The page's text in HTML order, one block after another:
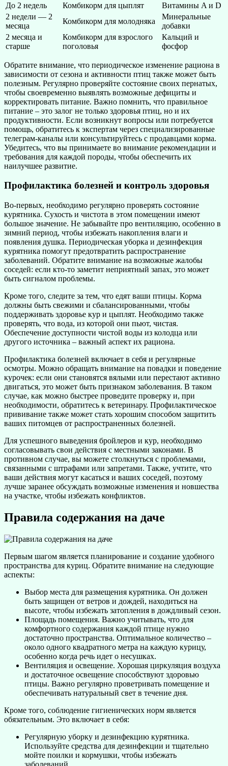
До 2 недель
Комбикорм для цыплят
Витамины A и D
2 недели — 2
месяца
Комбикорм для молодняка
Минеральные
добавки
2 месяца и
старше
Комбикорм для взрослого
поголовья
Кальций и
фосфор
Обратите внимание, что периодическое изменение рациона в
зависимости от сезона и активности птиц также может быть
полезным. Регулярно проверяйте состояние своих пернатых,
чтобы своевременно выявлять возможные дефициты и
корректировать питание. Важно помнить, что правильное
питание – это залог не только здоровья птиц, но и их
продуктивности. Если возникнут вопросы или потребуется
помощь, обратитесь к экспертам через специализированные
телеграм-каналы или консультируйтесь с продавцами корма.
Убедитесь, что вы принимаете во внимание рекомендации и
требования для каждой породы, чтобы обеспечить их
наилучшее развитие.
Профилактика болезней и контроль здоровья
Во-первых, необходимо регулярно проверять состояние
курятника. Сухость и чистота в этом помещении имеют
большое значение. Не забывайте про вентиляцию, особенно в
зимний период, чтобы избежать накопления влаги и
появления душка. Периодическая уборка и дезинфекция
курятника помогут предотвратить распространение
заболеваний. Обратите внимание на возможные жалобы
соседей: если кто-то заметит неприятный запах, это может
быть сигналом проблемы.
Кроме того, следите за тем, что едят ваши птицы. Корма
должны быть свежими и сбалансированными, чтобы
поддерживать здоровье кур и цыплят. Необходимо также
проверять, что вода, из которой они пьют, чистая.
Обеспечение доступности чистой воды из колодца или
другого источника – важный аспект их рациона.
Профилактика болезней включает в себя и регулярные
осмотры. Можно обращать внимание на повадки и поведение
курочек: если они становятся вялыми или перестают активно
двигаться, это может быть признаком заболевания. В таком
случае, как можно быстрее проведите проверку и, при
необходимости, обратитесь к ветеринару. Профилактическое
прививание также может стать хорошим способом защитить
ваших питомцев от распространенных болезней.
Для успешного выведения бройлеров и кур, необходимо
согласовывать свои действия с местными законами. В
противном случае, вы можете столкнуться с проблемами,
связанными с штрафами или запретами. Также, учтите, что
ваши действия могут касаться и ваших соседей, поэтому
лучше заранее обсуждать возможные изменения и новшества
на участке, чтобы избежать конфликтов.
Правила содержания на даче
Первым шагом является планирование и создание удобного
пространства для куриц. Обратите внимание на следующие
аспекты:
Выбор места для размещения курятника. Он должен
быть защищен от ветров и дождей, находиться на
высоте, чтобы избежать затопления в дождливый сезон.
Площадь помещения. Важно учитывать, что для
комфортного содержания каждой птице нужно
достаточно пространства. Оптимальное количество –
около одного квадратного метра на каждую курицу,
особенно когда речь идет о несушках.
Вентиляция и освещение. Хорошая циркуляция воздуха
и достаточное освещение способствуют здоровью
птицы. Важно регулярно проветривать помещение и
обеспечивать натуральный свет в течение дня.
Кроме того, соблюдение гигиенических норм является
обязательным. Это включает в себя:
Регулярную уборку и дезинфекцию курятника.
Используйте средства для дезинфекции и тщательно
мойте поилки и кормушки, чтобы избежать
заболеваний.